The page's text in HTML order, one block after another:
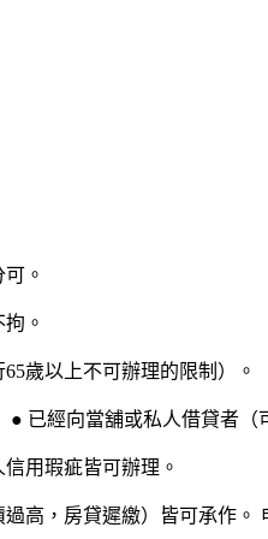
。
。
歲以上不可辦理的限制）。
已經向當舖或私人借貸者（
用瑕疵皆可辦理。
高，房貸遲繳）皆可承作。